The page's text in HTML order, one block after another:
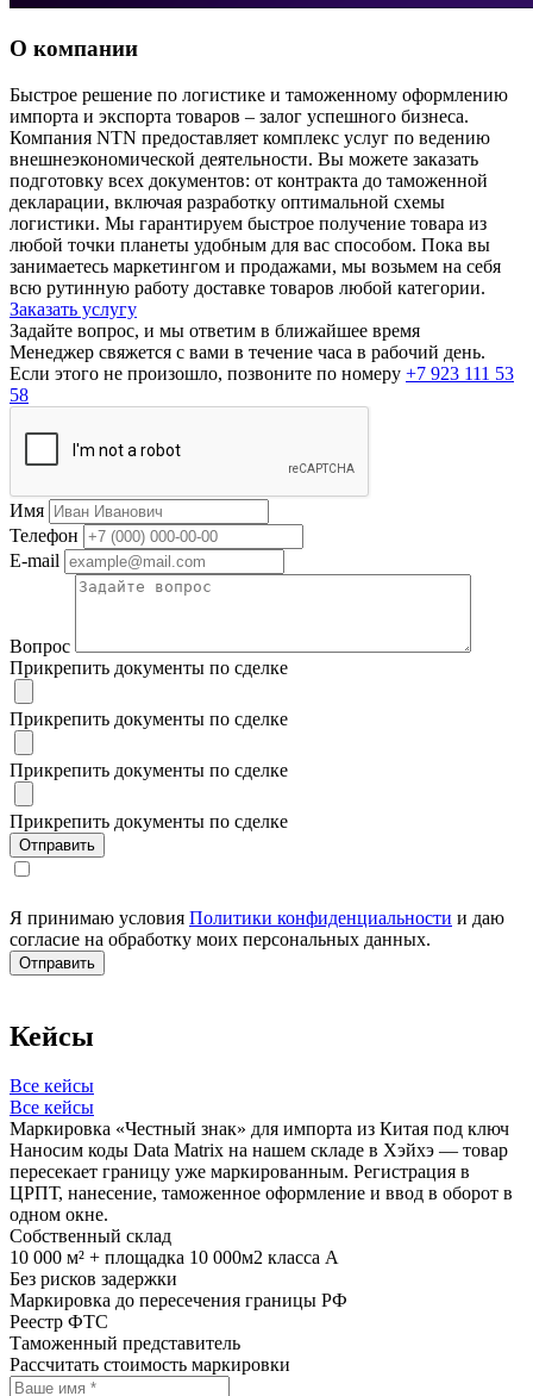
О компании
Быстрое решение по логистике и таможенному оформлению
импорта и экспорта товаров – залог успешного бизнеса.
Компания NTN предоставляет комплекс услуг по ведению
внешнеэкономической деятельности. Вы можете заказать
подготовку всех документов: от контракта до таможенной
декларации, включая разработку оптимальной схемы
логистики. Мы гарантируем быстрое получение товара из
любой точки планеты удобным для вас способом. Пока вы
занимаетесь маркетингом и продажами, мы возьмем на себя
всю рутинную работу доставке товаров любой категории.
Заказать услугу
Задайте вопрос, и мы ответим в ближайшее время
Менеджер свяжется с вами в течение часа в рабочий день.
Если этого не произошло, позвоните по номеру +7 923 111 53
58
Имя
Телефон
E-mail
Вопрос
Прикрепить документы по сделке
Прикрепить документы по сделке
Прикрепить документы по сделке
Прикрепить документы по сделке
Я принимаю условия Политики конфиденциальности и даю
согласие на обработку моих персональных данных.
Кейсы
Все кейсы
Все кейсы
Маркировка «Честный знак» для импорта из Китая под ключ
Наносим коды Data Matrix на нашем складе в Хэйхэ — товар
пересекает границу уже маркированным. Регистрация в
ЦРПТ, нанесение, таможенное оформление и ввод в оборот в
одном окне.
Собственный склад
10 000 м² + площадка 10 000м2 класса А
Без рисков задержки
Маркировка до пересечения границы РФ
Реестр ФТС
Таможенный представитель
Рассчитать стоимость маркировки